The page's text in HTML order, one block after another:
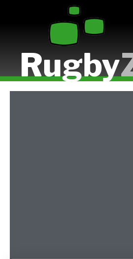
Rugby